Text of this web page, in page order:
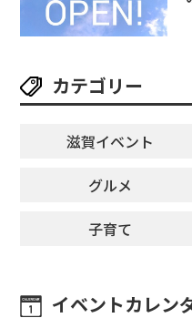
カテゴリー
滋賀イベント
グルメ
子育て
イベントカレン